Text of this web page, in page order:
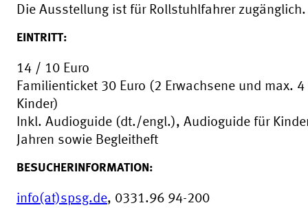
Die Ausstellung ist für Rollstuhlfahrer zugänglich.
EINTRITT:
14 / 10 Euro
Familienticket 30 Euro (2 Erwachsene und max. 4
Kinder)
Inkl. Audioguide (dt./engl.), Audioguide für
Jahren sowie Begleitheft
BESUCHERINFORMATION:
info(at)spsg.de, 0331.96 94-200